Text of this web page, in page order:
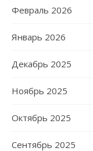
Февраль 2026
Январь 2026
Декабрь 2025
Ноябрь 2025
Октябрь 2025
Сентябрь 2025